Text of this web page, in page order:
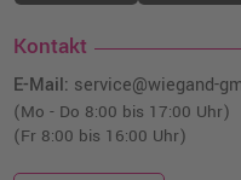
Kontakt
E-Mail: service@wiegand-
(Mo - Do 8:00 bis 17:00 Uhr)
(Fr 8:00 bis 16:00 Uhr)